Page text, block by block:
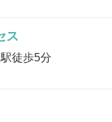
ス
徒歩5分